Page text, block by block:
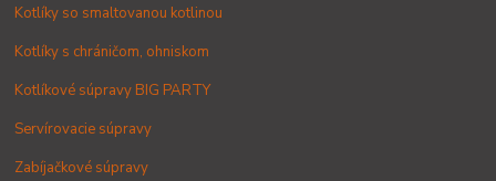
Kotlíky so smaltovanou kotlinou
Kotlíky s chráničom, ohniskom
Kotlíkové súpravy BIG PARTY
Servírovacie súpravy
Zabíjačkové súpravy